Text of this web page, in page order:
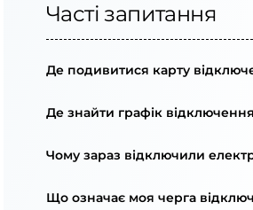
Часті запитання
Де подивитися карту
Де знайти графік відключення
Чому зараз відключили
Що означає моя черга